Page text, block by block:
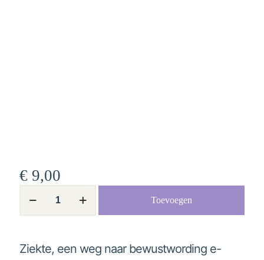
€ 9,00
een
e-
Toevoegen
Ziekte, een weg naar bewustwording e-